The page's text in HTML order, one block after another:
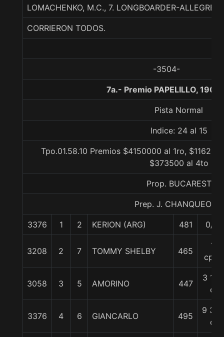
LOMACHENKO, M.C., 7. LONGBOARDER-
CORRIERON TODOS.
-3504-
7a.- Premio PAPELILLO,
Pista Normal
Indice: 24 al 15
Tpo.01.58.10 Premios $4150000 al 1ro,
$373500 al 4to
Prop. BUCAREST
Prep. J. CHANQUEO M.
3376 1 2 KERION (ARG) 481 0/0
3208 2 7 TOMMY SHELBY 465
1
cpo.
3058 3 5 AMORINO 447
3 1/4
c
3376 4 6 GIANCARLO 495
9 3/4
c